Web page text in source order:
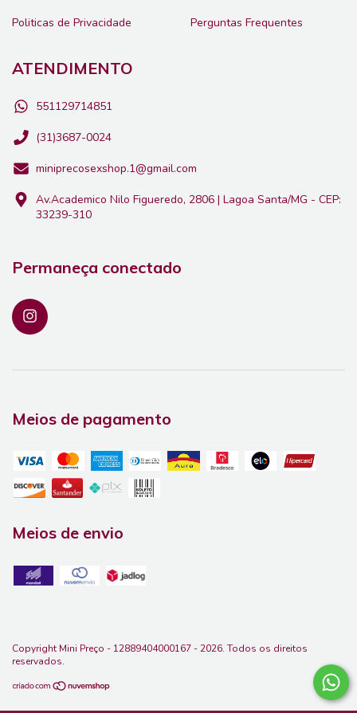
Politicas de Privacidade Perguntas Frequentes
ATENDIMENTO
551129714851
(31)3687-0024
miniprecosexshop.1@gmail.com
Av.Academico Nilo Figueredo, 2806 | Lagoa Santa/MG - CEP:
33239-310
Permaneça conectado
Meios de pagamento
Meios de envio
Copyright Mini Preço - 12889404000167 - 2026. Todos os direitos
reservados.